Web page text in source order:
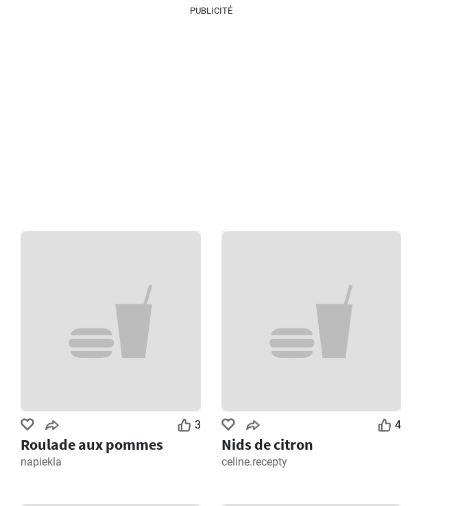
PUBLICITÉ
3
Roulade aux pommes
napiekla
4
Nids de citron
celine.recepty